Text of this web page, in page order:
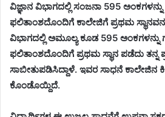
ವಿಜ್ಞಾನ ವಿಭಾಗದಲ್ಲಿ ಸಂಜನಾ 595
ಫಲಿತಾಂಶದೊಂದಿಗೆ ಕಾಲೇಜಿಗೆ ಪ್ರಥಮ
ವಿಭಾಗದಲ್ಲಿ ಅಮೂಲ್ಯ ಕೂಡ 595 ಅಂಕಗಳನ್ನು
ಫಲಿತಾಂಶದೊಂದಿಗೆ ಪ್ರಥಮ ಸ್ಥಾನ ಪಡೆದು ತನ್ನ
ಸಾಬೀತುಪಡಿಸಿದ್ದಾಳೆ. ಇವರ ಸಾಧನೆ ಕಾಲೇಜಿನ
ಕೊಂಡೊಯ್ದಿದೆ.